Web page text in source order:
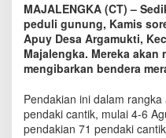
n
t
i
k
A
a
n
T
MAJALENGKA (CT) –
peduli gunung, Kamis
Apuy Desa Argamukti,
Majalengka. Mereka
mengibarkan bendera
Pendakian ini dalam
pendaki cantik, mulai 4-6
pendakian 71 pendaki